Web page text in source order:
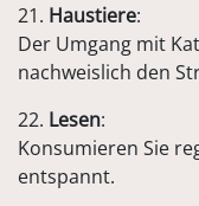
21. Haustiere:
Der Umgang mit
nachweislich den
22. Lesen:
Konsumieren Sie
entspannt.